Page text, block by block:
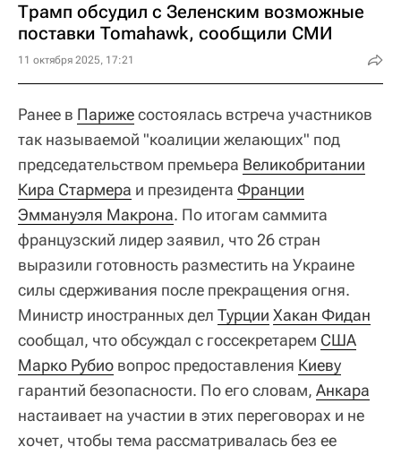
Трамп обсудил с Зеленским возможные
поставки Tomahawk, сообщили СМИ
11 октября 2025, 17:21
Ранее в Парижесостоялась встреча участников
так называемой "коалиции желающих" под
председательством премьера Великобритании
Кира Стармера и президента Франции
Эммануэля Макрона. По итогам саммита
французский лидер заявил, что 26 стран
выразили готовность разместить на Украине
силы сдерживания после прекращения огня.
Министр иностранных дел Турции Хакан Фидан
сообщал, что обсуждал с госсекретарем США
Марко Рубио вопрос предоставления Киеву
гарантий безопасности. По его словам, Анкара
настаивает на участии в этих переговорах и не
хочет, чтобы тема рассматривалась без ее